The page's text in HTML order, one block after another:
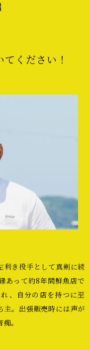
ください！
利き投手として真剣に続
あって約8年間鮮魚店で
、自分の店を持つに至
主。出張販売時には声が
。